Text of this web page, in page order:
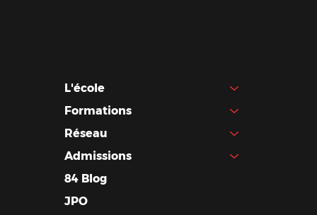
L'école
Formations
Réseau
Admissions
84 Blog
JPO